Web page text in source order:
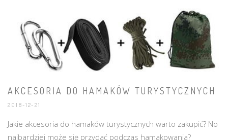
AKCESORIA DO HAMAKÓW TURYSTYCZNYCH
2018-12-21
Jakie akcesoria do hamaków turystycznych warto zakupić? No
najbardziej może się przydać podczas hamakowania?